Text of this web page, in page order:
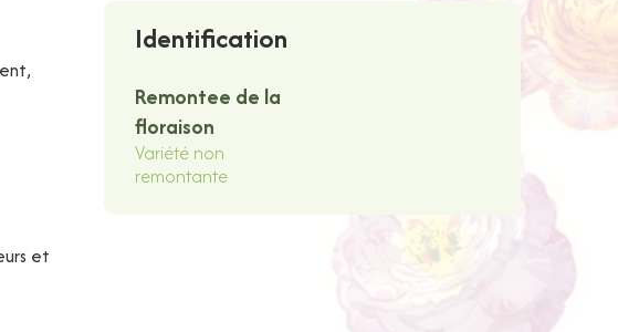
et
Identification
Remontee de la
floraison
Variété non
remontante